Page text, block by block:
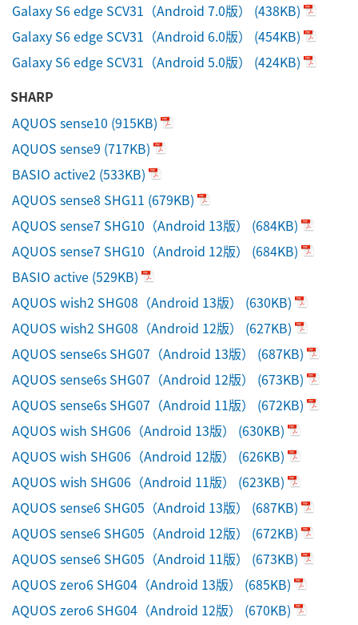
Galaxy S6 edge SCV31（Android 7.0版） (438KB)
Galaxy S6 edge SCV31（Android 6.0版） (454KB)
Galaxy S6 edge SCV31（Android 5.0版） (424KB)
SHARP
AQUOS sense10 (915KB)
AQUOS sense9 (717KB)
BASIO active2 (533KB)
AQUOS sense8 SHG11 (679KB)
AQUOS sense7 SHG10（Android 13版） (684KB)
AQUOS sense7 SHG10（Android 12版） (684KB)
BASIO active (529KB)
AQUOS wish2 SHG08（Android 13版） (630KB)
AQUOS wish2 SHG08（Android 12版） (627KB)
AQUOS sense6s SHG07（Android 13版） (687KB)
AQUOS sense6s SHG07（Android 12版） (673KB)
AQUOS sense6s SHG07（Android 11版） (672KB)
AQUOS wish SHG06（Android 13版） (630KB)
AQUOS wish SHG06（Android 12版） (626KB)
AQUOS wish SHG06（Android 11版） (623KB)
AQUOS sense6 SHG05（Android 13版） (687KB)
AQUOS sense6 SHG05（Android 12版） (672KB)
AQUOS sense6 SHG05（Android 11版） (673KB)
AQUOS zero6 SHG04（Android 13版） (685KB)
AQUOS zero6 SHG04（Android 12版） (670KB)